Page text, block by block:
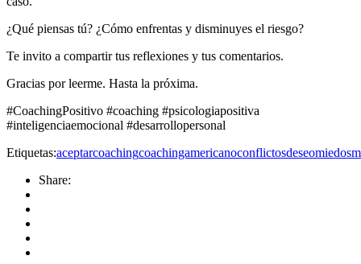
¿Qué piensas tú? ¿Cómo enfrentas y disminuyes el riesgo?
Te invito a compartir tus reflexiones y tus comentarios.
Gracias por leerme. Hasta la próxima.
#CoachingPositivo #coaching #psicologiapositiva
#inteligenciaemocional #desarrollopersonal
Etiquetas:aceptarcoachingcoachingamericanoconflictosdeseomiedos
Share: